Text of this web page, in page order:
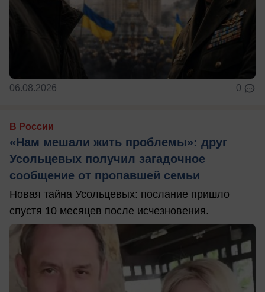
06.08.2026 0
В России
«Нам мешали жить проблемы»: друг
Усольцевых получил загадочное
сообщение от пропавшей семьи
Новая тайна Усольцевых: послание пришло
спустя 10 месяцев после исчезновения.